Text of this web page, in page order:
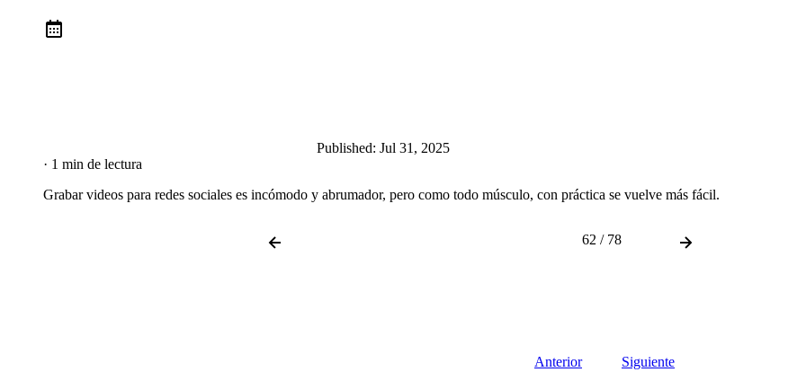
Published: Jul 31, 2025
· 1 min de lectura
Grabar videos para redes sociales es incómodo y abrumador, pero como todo músculo, con práctica se vuelve más fácil.
Anterior
62 / 78
Siguiente